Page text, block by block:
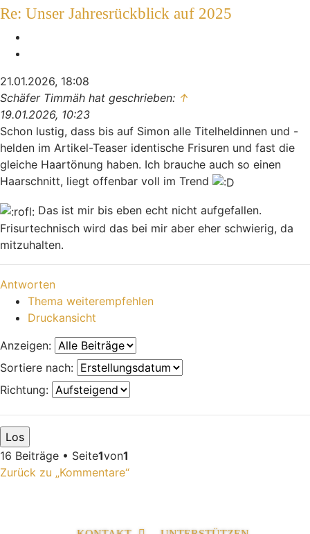
Re: Unser Jahresrückblick auf 2025
21.01.2026, 18:08
Schäfer Timmäh hat geschrieben: ↑
19.01.2026, 10:23
Schon lustig, dass bis auf Simon alle Titelheldinnen und -
helden im Artikel-Teaser identische Frisuren und fast die
gleiche Haartönung haben. Ich brauche auch so einen
Haarschnitt, liegt offenbar voll im Trend
Das ist mir bis eben echt nicht aufgefallen.
Frisurtechnisch wird das bei mir aber eher schwierig, da
mitzuhalten.
Antworten
Thema weiterempfehlen
Druckansicht
Anzeigen:
Sortiere nach:
Richtung:
16 Beiträge • Seite1von1
Zurück zu „Kommentare“